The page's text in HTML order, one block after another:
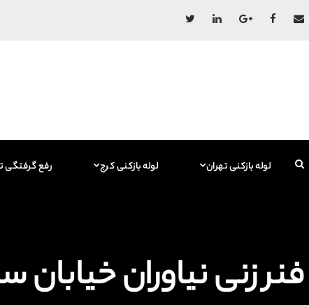
رفع گرفتگی لوله بازکنی کرج لوله بازکنی تهران
فنر زنی نیاوران خیابان سازمان آب